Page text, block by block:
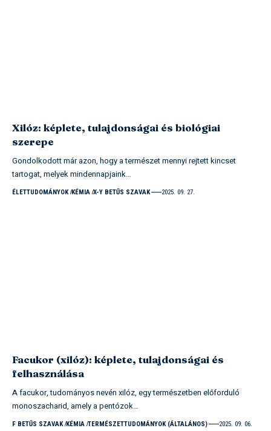
Xilóz: képlete, tulajdonságai és biológiai
szerepe
Gondolkodott már azon, hogy a természet mennyi rejtett kincset
tartogat, melyek mindennapjaink…
ÉLETTUDOMÁNYOK KÉMIA X-Y BETŰS SZAVAK 2025. 09. 27.
Facukor (xilóz): képlete, tulajdonságai és
felhasználása
A facukor, tudományos nevén xilóz, egy természetben előforduló
monoszacharid, amely a pentózok…
F BETŰS SZAVAK KÉMIA TERMÉSZETTUDOMÁNYOK (ÁLTALÁNOS) 2025. 09. 06.